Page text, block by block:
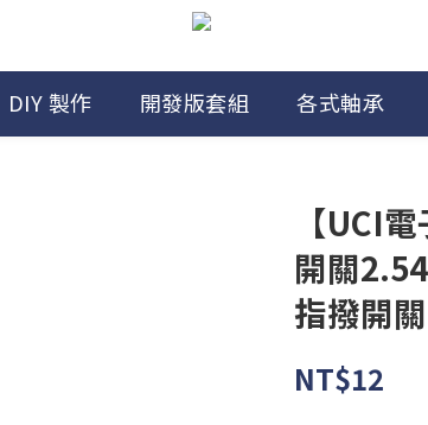
DIY 製作 開發版套組 各式軸承
【UCI
開關
指撥開關
NT$12